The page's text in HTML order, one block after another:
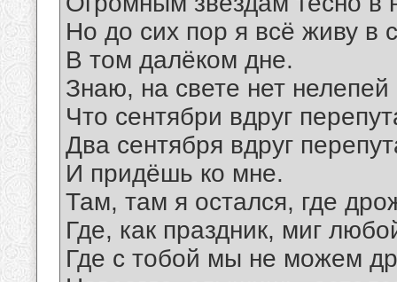
Но до сих пор я всё живу в
В том далёком дне.
Знаю, на свете нет
Что сентябри вдруг
Два сентября вдруг
И придёшь ко мне.
Там, там я остался, где
Где, как праздник, миг
Где с тобой мы не можем